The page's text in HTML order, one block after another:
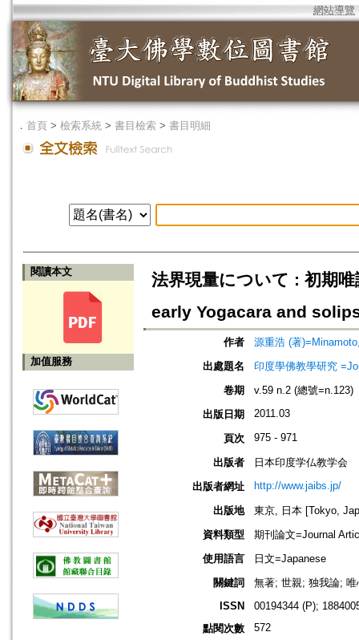
網站導覽
． 首頁 > 檢索系統 > 書目檢索 > 書目明細
閱讀本文
加值服務
法界現量について : 初期
early Yogacara and
作者
源重浩 (著
出處題名
印度學佛教學研究
卷期
v.59 n.2 (總號=n.123)
出版日期
2011.03
頁次 975 - 971
出版者
日本印度学仏教学会
出版者網址
http://www.jaibs.jp/
出版地
東京, 日本 [Tokyo,
資料類型
期刊論文=Journal
使用語言
日文=Japanese
關鍵詞
無著; 世親; 独我論;
ISSN
00194344 (P);
點閱次數
572